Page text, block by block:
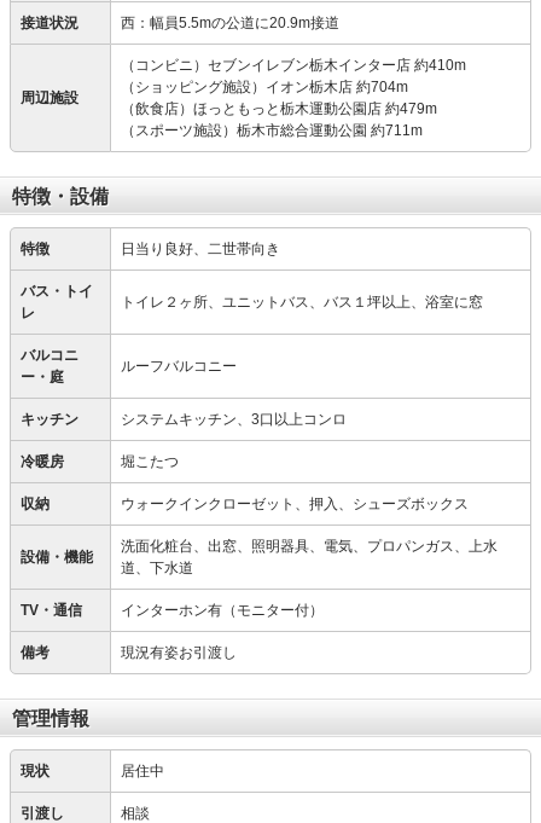
接道状況 西：幅員5.5mの公道に20.9m接道
周辺施設
（コンビニ）セブンイレブン栃木インター店 約410m
（ショッピング施設）イオン栃木店 約704m
（飲食店）ほっともっと栃木運動公園店 約479m
（スポーツ施設）栃木市総合運動公園 約711m
特徴・設備
特徴 日当り良好、二世帯向き
バス・トイ
レ
トイレ２ヶ所、ユニットバス、バス１坪以上、浴室に窓
バルコニ
ー・庭
ルーフバルコニー
キッチン システムキッチン、3口以上コンロ
冷暖房 堀こたつ
収納 ウォークインクローゼット、押入、シューズボックス
設備・機能
洗面化粧台、出窓、照明器具、電気、プロパンガス、上水
道、下水道
TV・通信 インターホン有（モニター付）
備考 現況有姿お引渡し
管理情報
現状 居住中
引渡し 相談